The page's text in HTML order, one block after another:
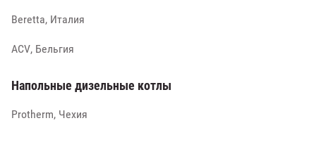
Beretta, Италия
ACV, Бельгия
Напольные дизельные котлы
Protherm, Чехия